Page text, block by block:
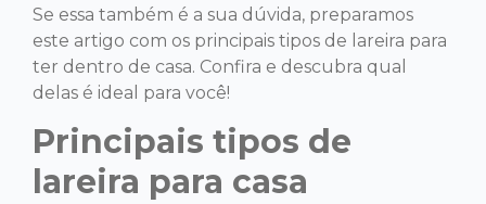
Se essa também é a sua dúvida, preparamos
este artigo com os principais tipos de lareira para
ter dentro de casa. Confira e descubra qual
delas é ideal para você!
Principais tipos de
lareira para casa